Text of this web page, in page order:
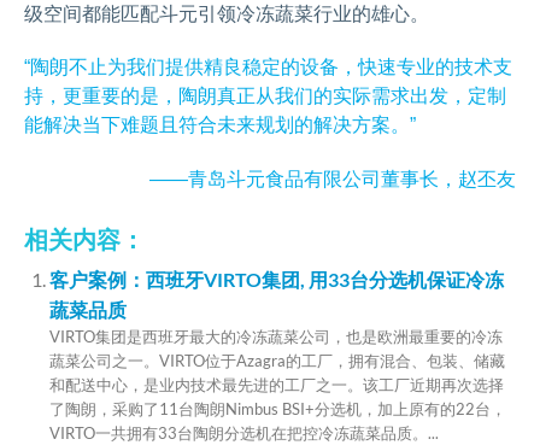
级空间都能匹配斗元引领冷冻蔬菜行业的雄心。
“陶朗不止为我们提供精良稳定的设备，快速专业的技术支
持，更重要的是，陶朗真正从我们的实际需求出发，定制
能解决当下难题且符合未来规划的解决方案。”
——青岛斗元食品有限公司董事长，赵丕友
相关内容：
客户案例：西班牙VIRTO集团, 用33台分选机保证冷冻
蔬菜品质
VIRTO集团是西班牙最大的冷冻蔬菜公司，也是欧洲最重要的冷冻
蔬菜公司之一。VIRTO位于Azagra的工厂，拥有混合、包装、储藏
和配送中心，是业内技术最先进的工厂之一。该工厂近期再次选择
了陶朗，采购了11台陶朗Nimbus BSI+分选机，加上原有的22台，
VIRTO一共拥有33台陶朗分选机在把控冷冻蔬菜品质。...